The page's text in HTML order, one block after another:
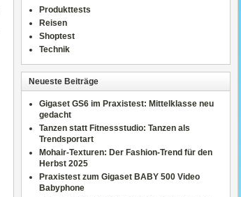
Produkttests
Reisen
Shoptest
Technik
Neueste Beiträge
Gigaset GS6 im Praxistest: Mittelklasse neu
gedacht
Tanzen statt Fitnessstudio: Tanzen als
Trendsportart
Mohair-Texturen: Der Fashion-Trend für den
Herbst 2025
Praxistest zum Gigaset BABY 500 Video
Babyphone